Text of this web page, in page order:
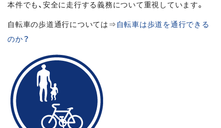
本件でも、安全に走行する義務について重視しています。
自転車の歩道通行については⇒ 自転車は歩道を通行できる
のか？